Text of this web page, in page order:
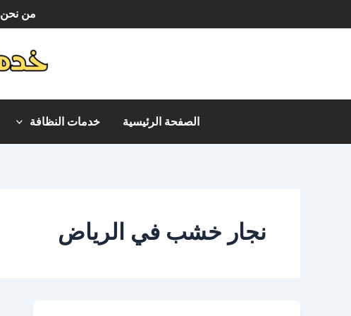
إلى
من نحن
الصفحة الرئيسية خدمات النظافة
نجار خشب في الرياض